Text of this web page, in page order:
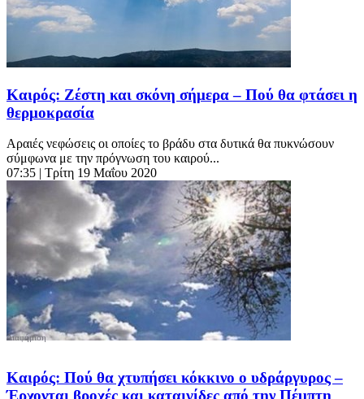
Καιρός: Ζέστη και σκόνη σήμερα – Πού θα φτάσει η
θερμοκρασία
Αραιές νεφώσεις οι οποίες το βράδυ στα δυτικά θα πυκνώσουν
σύμφωνα με την πρόγνωση του καιρού...
07:35 | Τρίτη 19 Μαΐου 2020
Καιρός: Πού θα χτυπήσει κόκκινο ο υδράργυρος –
Έρχονται βροχές και καταιγίδες από την Πέμπτη